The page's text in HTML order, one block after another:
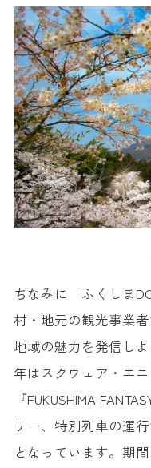
ちなみに「ふくしま
村・地元の観光事業
地域の魅力を発信し
年はスクウェア・エ
『FUKUSHIMA
リー、特別列車の運
となっています。期